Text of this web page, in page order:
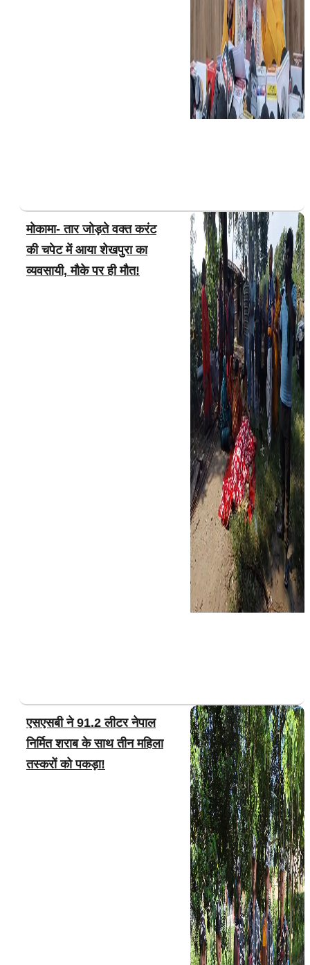
मोकामा- तार जोड़ते वक्त करंट
की चपेट में आया शेखपुरा का
व्यवसायी, मौके पर ही मौत!
एसएसबी ने 91.2 लीटर नेपाल
निर्मित शराब के साथ तीन महिला
तस्करों को पकड़ा!